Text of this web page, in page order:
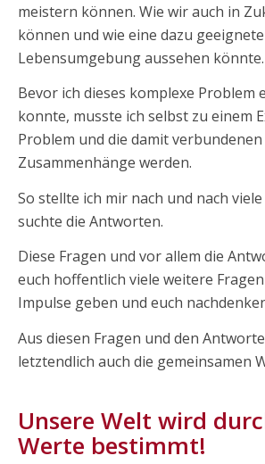
meistern können. Wie wir auch in
können und wie eine dazu geeignete
Lebensumgebung aussehen könnte.
Bevor ich dieses komplexe Problem
konnte, musste ich selbst zu einem
Problem und die damit verbundenen
Zusammenhänge werden.
So stellte ich mir nach und nach
suchte die Antworten.
Diese Fragen und vor allem die
euch hoffentlich viele weitere
Impulse geben und euch
Aus diesen Fragen und den
letztendlich auch die gemeinsamen
Unsere Welt wird
Werte bestimmt!